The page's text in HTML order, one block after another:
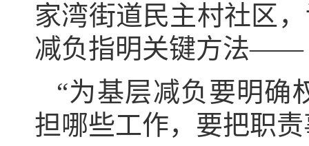
家湾街道民主村社区
减负指明关键方法——
“为基层减负要明确
担哪些工作，要把职